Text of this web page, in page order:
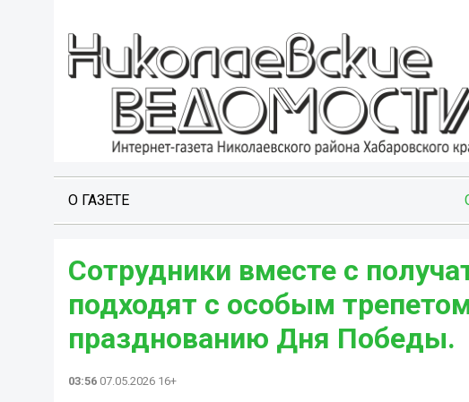
О ГАЗЕТЕ
Сотрудники вместе с
подходят с особым
празднованию Дня Победы.
03:56 07.05.2026 16+